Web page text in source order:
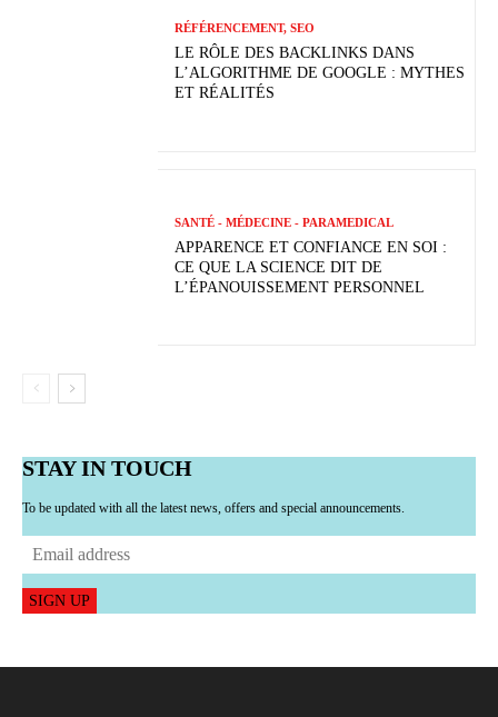
RÉFÉRENCEMENT, SEO
LE RÔLE DES BACKLINKS DANS
L’ALGORITHME DE GOOGLE : MYTHES
ET RÉALITÉS
SANTÉ - MÉDECINE - PARAMEDICAL
APPARENCE ET CONFIANCE EN SOI :
CE QUE LA SCIENCE DIT DE
L’ÉPANOUISSEMENT PERSONNEL
STAY IN TOUCH
To be updated with all the latest news, offers and special announcements.
SIGN UP